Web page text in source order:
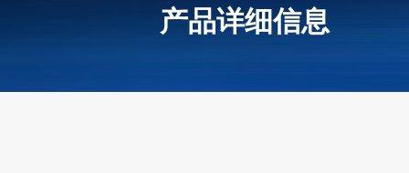
产品详细信息